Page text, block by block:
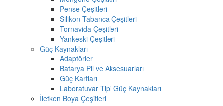
Pense Çeşitleri
Silikon Tabanca Çeşitleri
Tornavida Çeşitleri
Yankeski Çeşitleri
Güç Kaynakları
Adaptörler
Batarya Pil ve Aksesuarları
Güç Kartları
Laboratuvar Tipi Güç Kaynakları
İletken Boya Çeşitleri